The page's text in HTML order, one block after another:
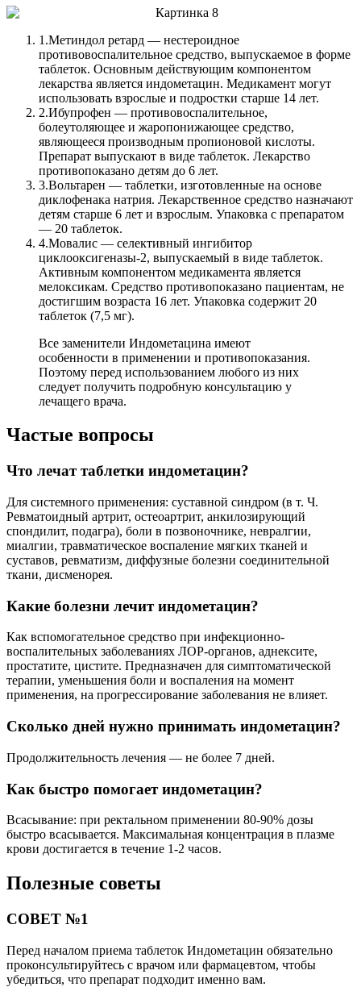
1.Метиндол ретард — нестероидное
противовоспалительное средство, выпускаемое в форме
таблеток. Основным действующим компонентом
лекарства является индометацин. Медикамент могут
использовать взрослые и подростки старше 14 лет.
2.Ибупрофен — противовоспалительное,
болеутоляющее и жаропонижающее средство,
являющееся производным пропионовой кислоты.
Препарат выпускают в виде таблеток. Лекарство
противопоказано детям до 6 лет.
3.Вольтарен — таблетки, изготовленные на основе
диклофенака натрия. Лекарственное средство назначают
детям старше 6 лет и взрослым. Упаковка с препаратом
— 20 таблеток.
4.Мовалис — селективный ингибитор
циклооксигеназы-2, выпускаемый в виде таблеток.
Активным компонентом медикамента является
мелоксикам. Средство противопоказано пациентам, не
достигшим возраста 16 лет. Упаковка содержит 20
таблеток (7,5 мг).
Все заменители Индометацина имеют
особенности в применении и противопоказания.
Поэтому перед использованием любого из них
следует получить подробную консультацию у
лечащего врача.
Частые вопросы
Что лечат таблетки индометацин?
Для системного применения: суставной синдром (в т. Ч.
Ревматоидный артрит, остеоартрит, анкилозирующий
спондилит, подагра), боли в позвоночнике, невралгии,
миалгии, травматическое воспаление мягких тканей и
суставов, ревматизм, диффузные болезни соединительной
ткани, дисменорея.
Какие болезни лечит индометацин?
Как вспомогательное средство при инфекционно-
воспалительных заболеваниях ЛОР-органов, аднексите,
простатите, цистите. Предназначен для симптоматической
терапии, уменьшения боли и воспаления на момент
применения, на прогрессирование заболевания не влияет.
Сколько дней нужно принимать индометацин?
Продолжительность лечения — не более 7 дней.
Как быстро помогает индометацин?
Всасывание: при ректальном применении 80-90% дозы
быстро всасывается. Максимальная концентрация в плазме
крови достигается в течение 1-2 часов.
Полезные советы
СОВЕТ №1
Перед началом приема таблеток Индометацин обязательно
проконсультируйтесь с врачом или фармацевтом, чтобы
убедиться, что препарат подходит именно вам.